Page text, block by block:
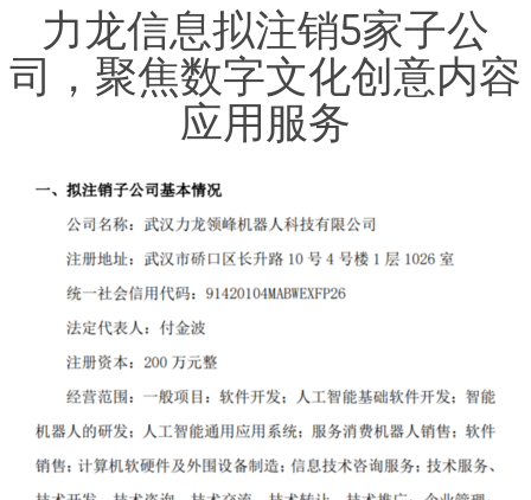
力龙信息拟注销5家子公
司，聚焦数字文化创意内容
应用服务